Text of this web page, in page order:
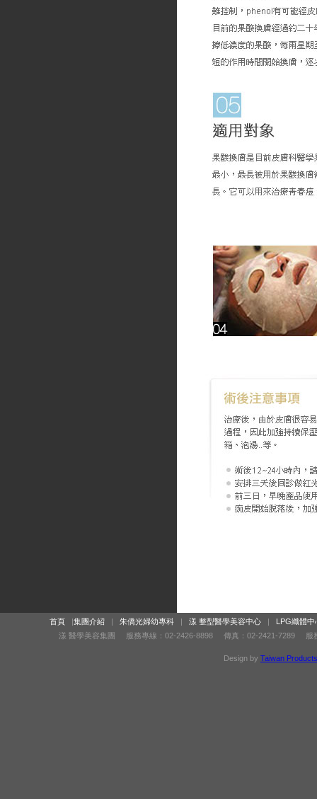
首頁|集團介紹| 朱僑光婦幼專科| 漾 整型醫學美容中心|
LPG纖體中
漾 醫學美容集團 服務專線：02-2426-8898 傳真：02-2421-7289 服
Design by Taiwan Products